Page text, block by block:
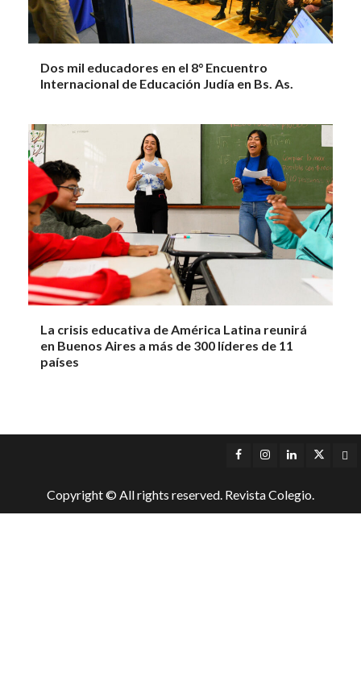
Dos mil educadores en el 8° Encuentro
Internacional de Educación Judía en Bs. As.
La crisis educativa de América Latina reunirá
en Buenos Aires a más de 300 líderes de 11
países
Facebook
Instagram
LinkedInTwitter
Copyright © All rights reserved. Revista Colegio.